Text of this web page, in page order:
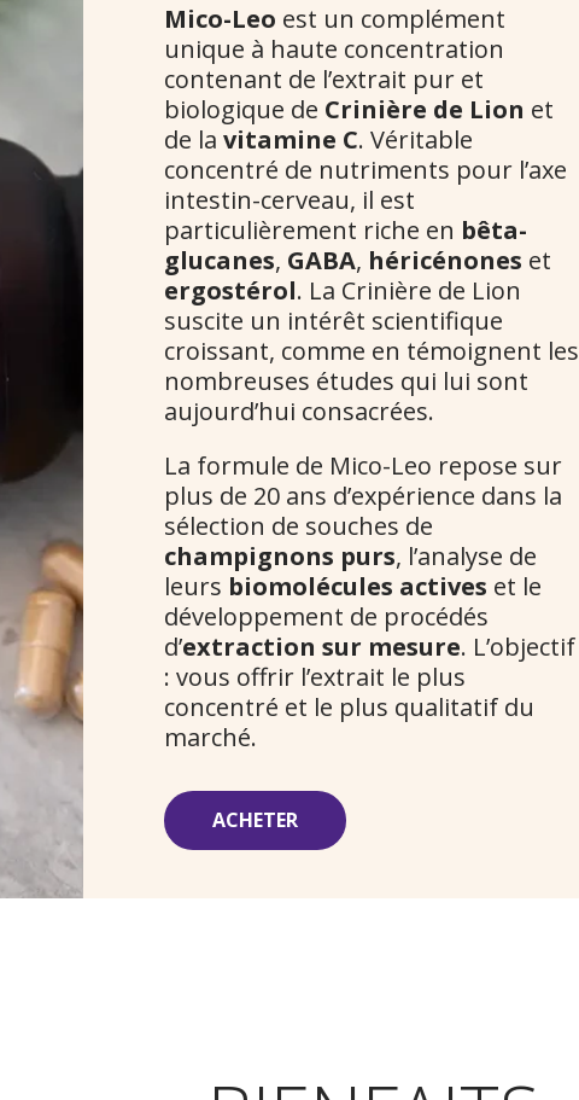
Mico-Leo est un complément
unique à haute concentration
contenant de l’extrait pur et
biologique de Crinière de Lion et
de lavitamine C. Véritable
concentré de nutriments pour l’axe
intestin-cerveau, il est
particulièrement riche en bêta-
glucanes, GABA, héricénones et
ergostérol. La Crinière de Lion
suscite un intérêt scientifique
croissant, comme en témoignent les
nombreuses études qui lui sont
aujourd’hui consacrées.
La formule de Mico-Leo repose sur
plus de 20 ans d’expérience dans la
sélection de souches de
champignons purs, l’analyse de
leurs biomolécules actives et le
développement de procédés
d’extraction sur mesure. L’objectif
: vous offrir l’extrait le plus
concentré et le plus qualitatif du
marché.
ACHETER